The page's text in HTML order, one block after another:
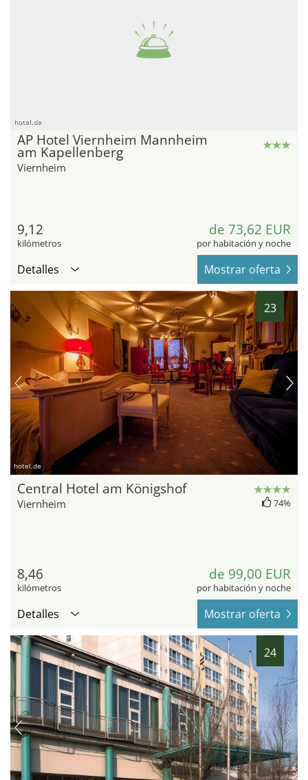
hotel.de
AP Hotel Viernheim Mannheim
am Kapellenberg
Viernheim
9,12
kilómetros
de 73,62 EUR
por habitación y noche
Detalles Mostrar oferta
23
hotel.de
Central Hotel am Königshof
Viernheim 74%
8,46
kilómetros
de 99,00 EUR
por habitación y noche
Detalles Mostrar oferta
24